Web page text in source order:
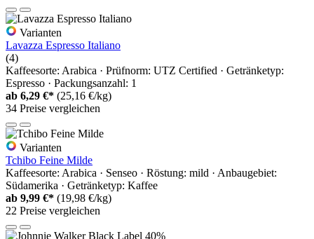
Varianten
Lavazza Espresso Italiano
(4)
Kaffeesorte: Arabica · Prüfnorm: UTZ Certified · Getränketyp:
Espresso · Packungsanzahl: 1
ab 6,29 €* (25,16 €/kg)
34 Preise vergleichen
Varianten
Tchibo Feine Milde
Kaffeesorte: Arabica · Senseo · Röstung: mild · Anbaugebiet:
Südamerika · Getränketyp: Kaffee
ab 9,99 €* (19,98 €/kg)
22 Preise vergleichen